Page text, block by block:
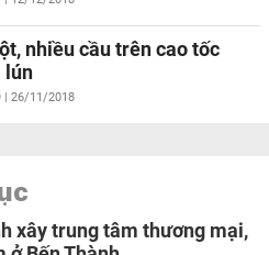
nhiều cầu trên cao tốc
lún
| 26/11/2018
xây trung tâm thương mại,